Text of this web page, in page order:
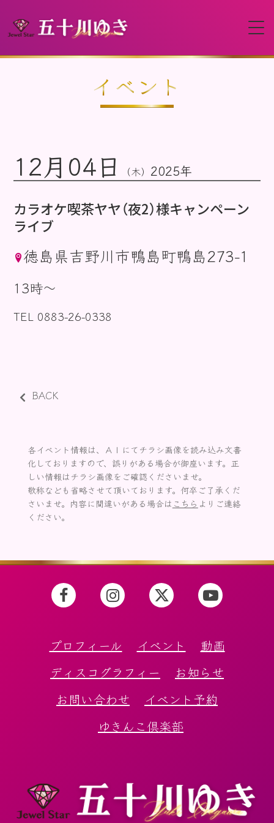
HOME
イベント
動画
ディスコグラフィー
イベント
12月04日 （木） 2025年
カラオケ喫茶ヤヤ（夜2）様キャンペーン
ライブ
徳島県吉野川市鴨島町鴨島273-1
13時〜
TEL 0883-26-0338
BACK
各イベント情報は、ＡＩにてチラシ画像を読み込み文書
化しておりますので、誤りがある場合が御座います。正
しい情報はチラシ画像をご確認くださいませ。
敬称なども省略させて頂いております。何卒ご了承くだ
さいませ。内容に間違いがある場合は こちら よりご連絡
ください。
プロフィール イベント
動画
ディスコグラフィー
お知らせ
お問い合わせ
イベント予約
ゆきんこ倶楽部